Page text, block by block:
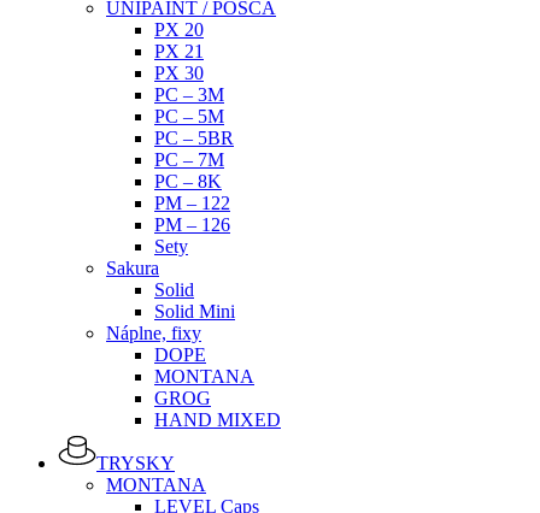
UNIPAINT / POSCA
PX 20
PX 21
PX 30
PC – 3M
PC – 5M
PC – 5BR
PC – 7M
PC – 8K
PM – 122
PM – 126
Sety
Sakura
Solid
Solid Mini
Náplne, fixy
DOPE
MONTANA
GROG
HAND MIXED
TRYSKY
MONTANA
LEVEL Caps